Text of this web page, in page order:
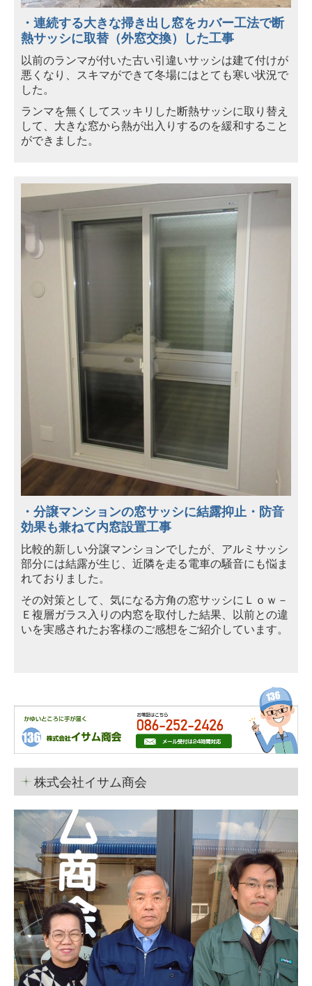
・連続する大きな掃き出し窓をカバー工法で断
熱サッシに取替（外窓交換）した工事
以前のランマが付いた古い引違いサッシは建て付けが
悪くなり、スキマができて冬場にはとても寒い状況で
した。
ランマを無くしてスッキリした断熱サッシに取り替え
して、大きな窓から熱が出入りするのを緩和すること
ができました。
・分譲マンションの窓サッシに結露抑止・防音
効果も兼ねて内窓設置工事
比較的新しい分譲マンションでしたが、アルミサッシ
部分には結露が生じ、近隣を走る電車の騒音にも悩ま
れておりました。
その対策として、気になる方角の窓サッシにＬｏｗ－
Ｅ複層ガラス入りの内窓を取付した結果、以前との違
いを実感されたお客様のご感想をご紹介しています。
株式会社イサム商会